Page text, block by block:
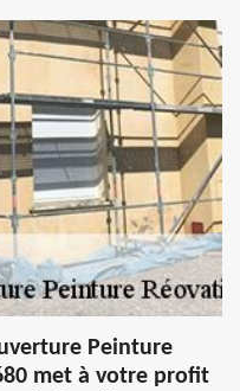
Peinture
met à votre profit